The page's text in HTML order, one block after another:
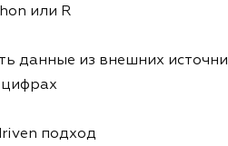
или R
данные из внешних
цифрах
подход